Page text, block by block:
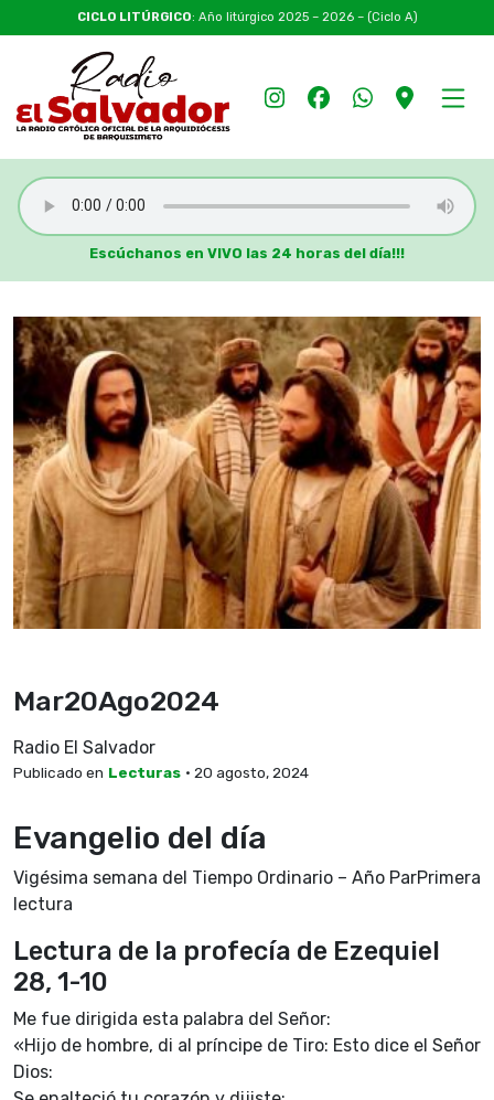
CICLO LITÚRGICO: Año litúrgico 2025 – 2026 – (Ciclo A)
Escúchanos en VIVO las 24 horas del día!!!
Mar20Ago2024
Radio El Salvador
Publicado en Lecturas • 20 agosto, 2024
Evangelio del día
Vigésima semana del Tiempo Ordinario – Año ParPrimera
lectura
Lectura de la profecía de Ezequiel
28, 1-10
Me fue dirigida esta palabra del Señor:
«Hijo de hombre, di al príncipe de Tiro: Esto dice el Señor
Dios: